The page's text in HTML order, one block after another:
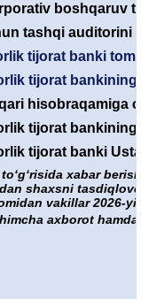
boshqaruv
tashqi auditorini
tijorat banki
tijorat bankining
hisobraqamiga
tijorat bankining
tijorat banki
xabar berish
shaxsni
vakillar 2026-yil
axborot